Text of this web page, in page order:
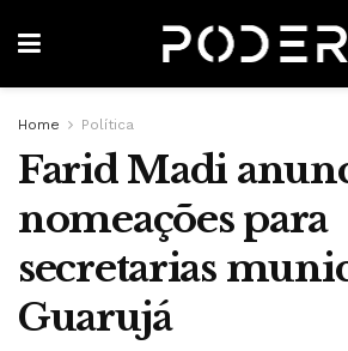
Home Política
Farid Madi
nomeações para
secretarias
Guarujá